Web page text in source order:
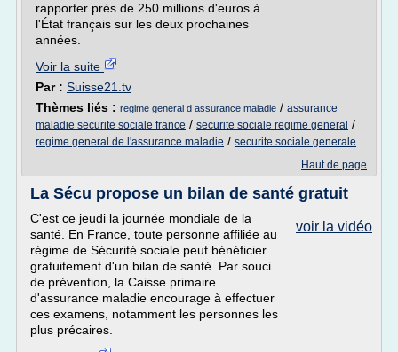
rapporter près de 250 millions d'euros à
l'État français sur les deux prochaines
années.
Voir la suite
Par : Suisse21.tv
Thèmes liés : regime general d assurance maladie / assurance
maladie securite sociale france / securite sociale regime general /
regime general de l'assurance maladie / securite sociale generale
Haut de page
La Sécu propose un bilan de santé gratuit
voir la vidéo
C'est ce jeudi la journée mondiale de la
santé. En France, toute personne affiliée au
régime de Sécurité sociale peut bénéficier
gratuitement d'un bilan de santé. Par souci
de prévention, la Caisse primaire
d'assurance maladie encourage à effectuer
ces examens, notamment les personnes les
plus précaires.